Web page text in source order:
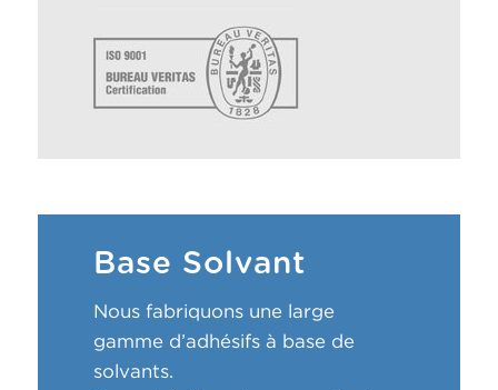
Base Solvant
Nous fabriquons une large
gamme d’adhésifs à base de
solvants.